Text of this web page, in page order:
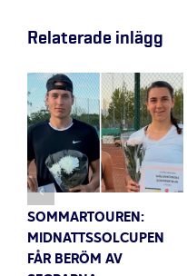
Relaterade inlägg
SOMMARTOUREN:
MIDNATTSSOLCUPEN
FÅR BERÖM AV